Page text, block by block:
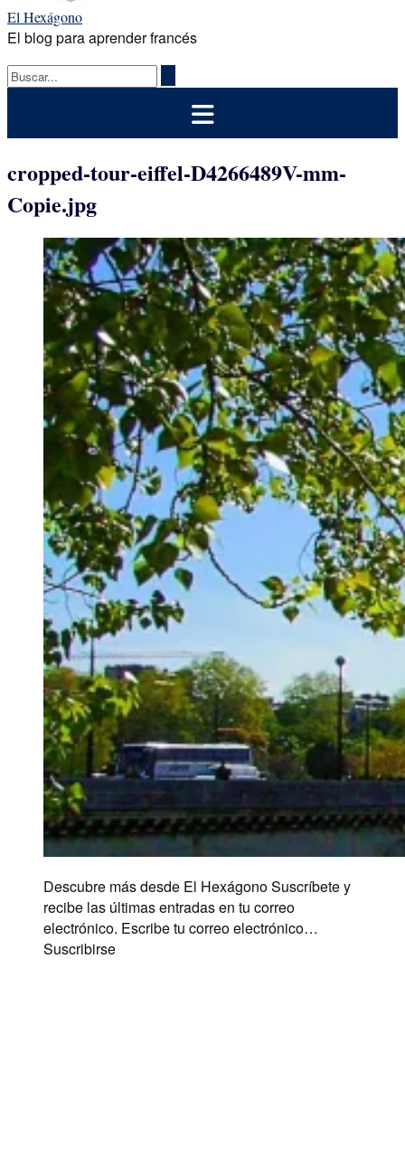
El Hexágono
El blog para aprender francés
cropped-tour-eiffel-D4266489V-mm-
Copie.jpg
Descubre más desde El Hexágono Suscríbete y
recibe las últimas entradas en tu correo
electrónico. Escribe tu correo electrónico…
Suscribirse